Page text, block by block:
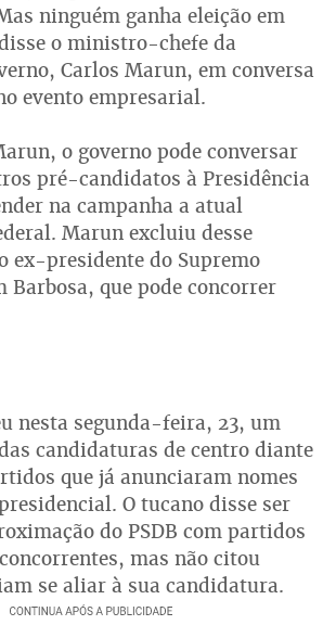
ninguém ganha eleição em
o ministro-chefe da
Carlos Marun, em conversa
evento empresarial.
o governo pode conversar
pré-candidatos à Presidência
na campanha a atual
Marun excluiu desse
ex-presidente do Supremo
Barbosa, que pode concorrer
nesta segunda-feira, 23, um
candidaturas de centro diante
que já anunciaram nomes
O tucano disse ser
do PSDB com partidos
mas não citou
se aliar à sua candidatura.